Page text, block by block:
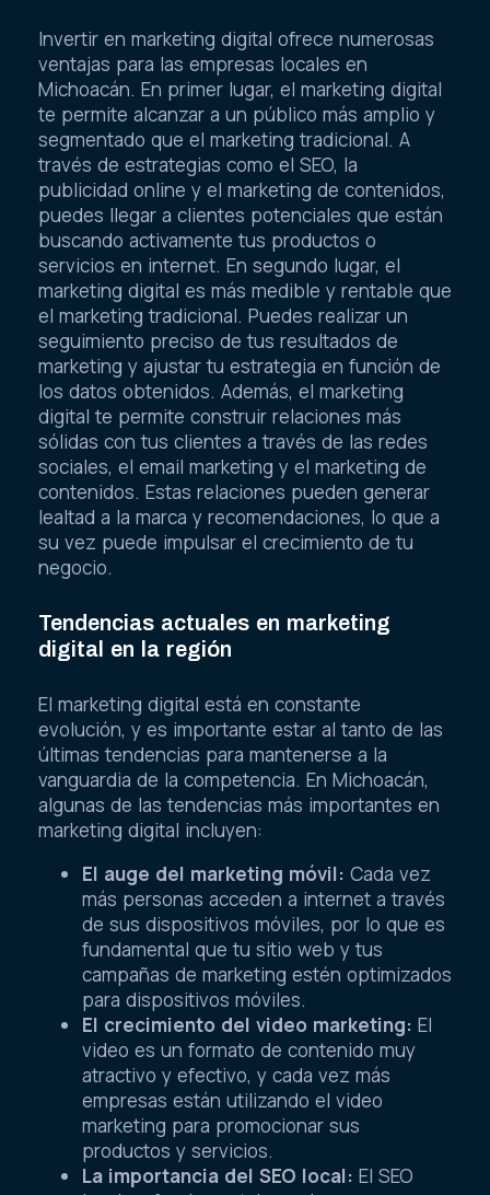
Invertir en marketing digital ofrece numerosas
ventajas para las empresas locales en
Michoacán. En primer lugar, el marketing digital
te permite alcanzar a un público más amplio y
segmentado que el marketing tradicional. A
través de estrategias como el SEO, la
publicidad online y el marketing de contenidos,
puedes llegar a clientes potenciales que están
buscando activamente tus productos o
servicios en internet. En segundo lugar, el
marketing digital es más medible y rentable que
el marketing tradicional. Puedes realizar un
seguimiento preciso de tus resultados de
marketing y ajustar tu estrategia en función de
los datos obtenidos. Además, el marketing
digital te permite construir relaciones más
sólidas con tus clientes a través de las redes
sociales, el email marketing y el marketing de
contenidos. Estas relaciones pueden generar
lealtad a la marca y recomendaciones, lo que a
su vez puede impulsar el crecimiento de tu
negocio.
Tendencias actuales en marketing
digital en la región
El marketing digital está en constante
evolución, y es importante estar al tanto de las
últimas tendencias para mantenerse a la
vanguardia de la competencia. En Michoacán,
algunas de las tendencias más importantes en
marketing digital incluyen:
El auge del marketing móvil: Cada vez
más personas acceden a internet a través
de sus dispositivos móviles, por lo que es
fundamental que tu sitio web y tus
campañas de marketing estén optimizados
para dispositivos móviles.
El crecimiento del video marketing: El
video es un formato de contenido muy
atractivo y efectivo, y cada vez más
empresas están utilizando el video
marketing para promocionar sus
productos y servicios.
La importancia del SEO local: El SEO